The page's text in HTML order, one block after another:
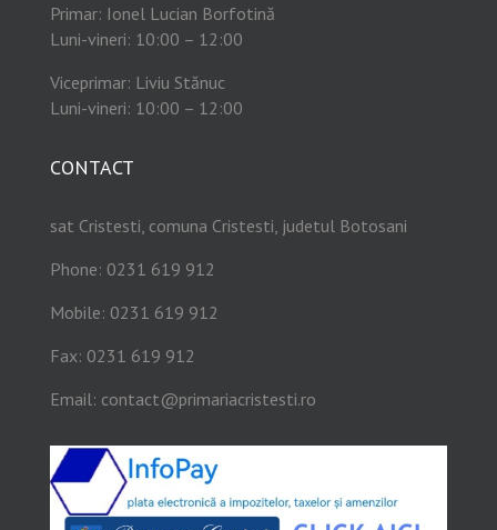
Primar: Ionel Lucian Borfotină
Luni-vineri: 10:00 – 12:00
Viceprimar: Liviu Stănuc
Luni-vineri: 10:00 – 12:00
CONTACT
sat Cristesti, comuna Cristesti, judetul Botosani
Phone: 0231 619 912
Mobile: 0231 619 912
Fax: 0231 619 912
Email: contact@primariacristesti.ro